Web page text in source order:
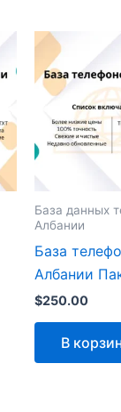
База данных
Албании
База
Албании
$250.00
В